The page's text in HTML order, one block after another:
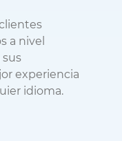
a nivel
experiencia
idioma.